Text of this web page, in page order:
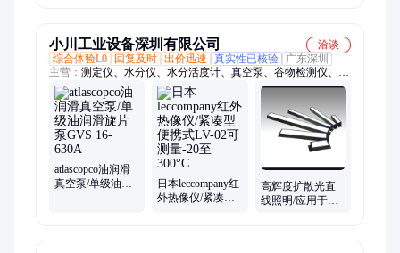
小川工业设备深圳有限公司
洽谈
综合体验L0
回复及时 出价迅速 真实性已核验
广东深圳
主营： 测定仪、水分仪、水分活度计、真空泵、谷物检测仪、水
分测试仪、电动谷物仪、成分分析仪、外观分析设备
atlascopco油润滑
真空泵/单级油润
日本leccompany红
外热像仪/紧凑型
高辉度扩散光直
线照明/应用于伤